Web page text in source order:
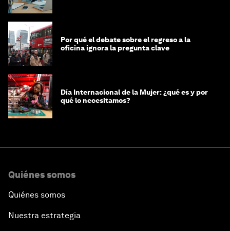
Por qué el debate sobre el regreso a la
oficina ignora la pregunta clave
Día Internacional de la Mujer: ¿qué es y por
qué lo necesitamos?
Quiénes somos
Quiénes somos
Nuestra estrategia